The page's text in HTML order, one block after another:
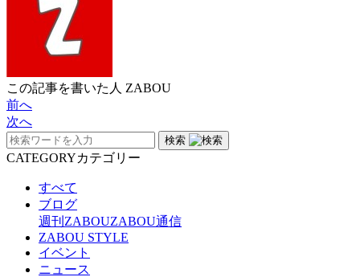
この記事を書いた人 ZABOU
前へ
次へ
検索
CATEGORYカテゴリー
すべて
ブログ
週刊ZABOUZABOU通信
ZABOU STYLE
イベント
ニュース